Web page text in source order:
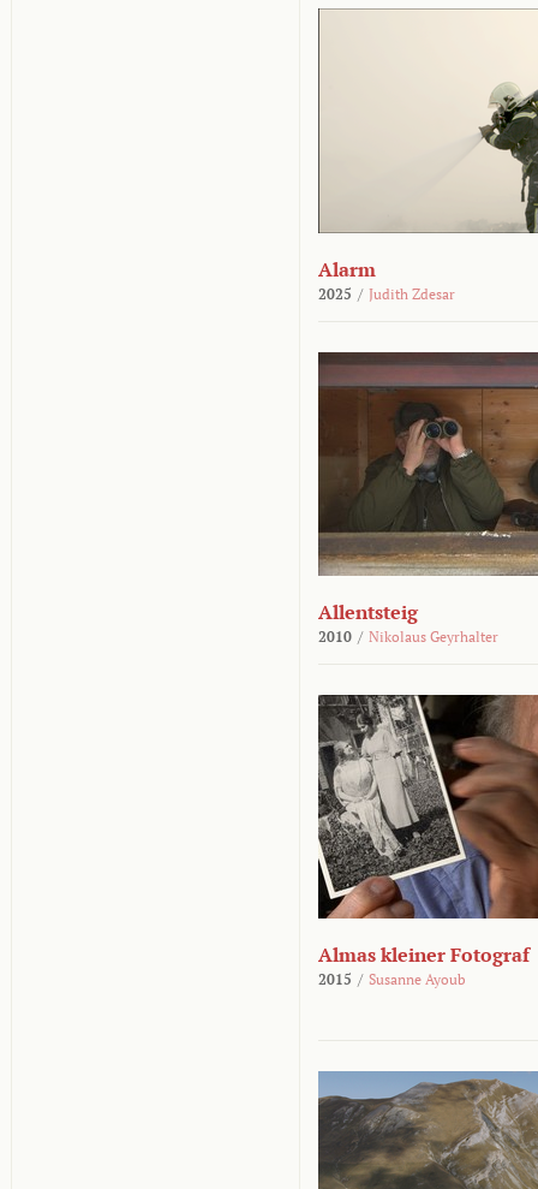
Alarm
2025 / Judith Zdesar
Allentsteig
2010 / Nikolaus Geyrhalter
Almas kleiner Fotograf
2015 / Susanne Ayoub